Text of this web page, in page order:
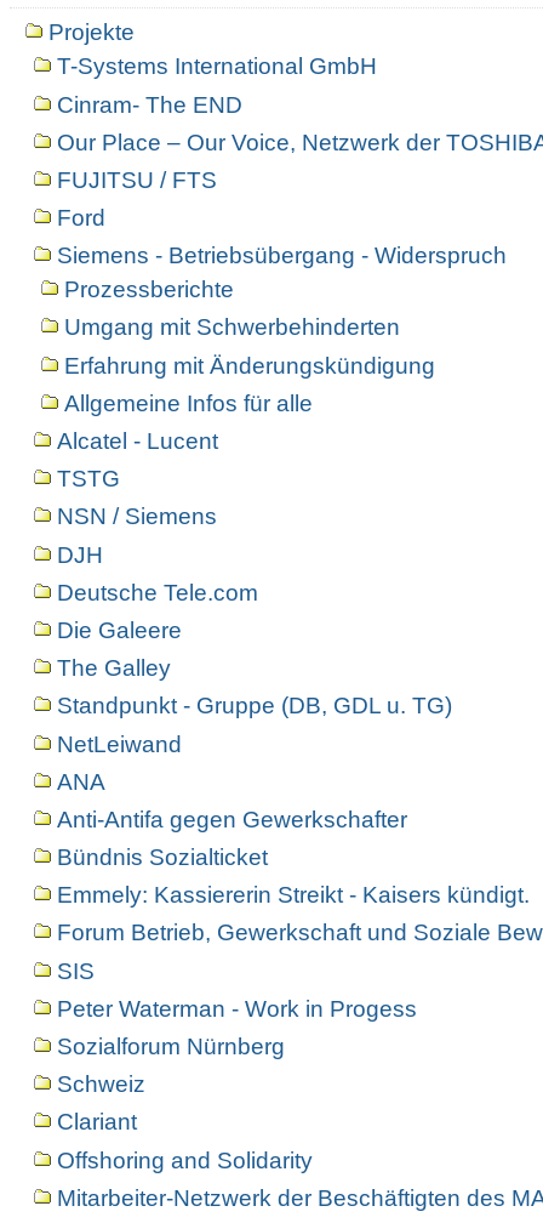
Projekte
T-Systems International GmbH
Cinram- The END
Our Place – Our Voice, Netzwerk der
FUJITSU / FTS
Ford
Siemens - Betriebsübergang - Widerspruch
Prozessberichte
Umgang mit Schwerbehinderten
Erfahrung mit Änderungskündigung
Allgemeine Infos für alle
Alcatel - Lucent
TSTG
NSN / Siemens
DJH
Deutsche Tele.com
Die Galeere
The Galley
Standpunkt - Gruppe (DB, GDL u. TG)
NetLeiwand
ANA
Anti-Antifa gegen Gewerkschafter
Bündnis Sozialticket
Emmely: Kassiererin Streikt - Kaisers kündigt.
Forum Betrieb, Gewerkschaft und Soziale
SIS
Peter Waterman - Work in Progess
Sozialforum Nürnberg
Schweiz
Clariant
Offshoring and Solidarity
Mitarbeiter-Netzwerk der Beschäftigten des